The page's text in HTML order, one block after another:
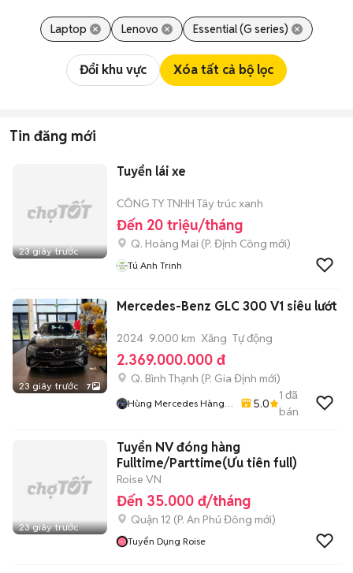
Laptop Lenovo Essential (G series)
Đổi khu vực Xóa tất cả bộ lọc
Tin đăng mới
23 giây trước
Tuyển lái xe
CÔNG TY TNHH Tây trúc xanh
Đến 20 triệu/tháng
Q. Hoàng Mai (P. Định Công mới)
Tú Anh Trinh
23 giây trước 7
Mercedes-Benz GLC 300 V1 siêu lướt
2024 9.000 km Xăng Tự động
2.369.000.000 đ
Q. Bình Thạnh (P. Gia Định mới)
Hùng Mercedes Hàng
5.0
1 đã
bán
23 giây trước
Tuyển NV đóng hàng
Fulltime/Parttime(Ưu tiên full)
Roise VN
Đến 35.000 đ/tháng
Quận 12 (P. An Phú Đông mới)
Tuyển Dụng Roise